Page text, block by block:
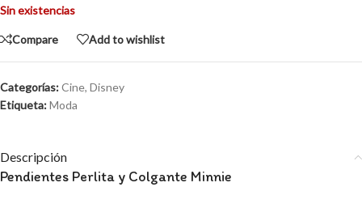
Sin existencias
Compare Add to wishlist
Categorías:Cine, Disney
Etiqueta:Moda
Descripción
Pendientes Perlita y Colgante Minnie